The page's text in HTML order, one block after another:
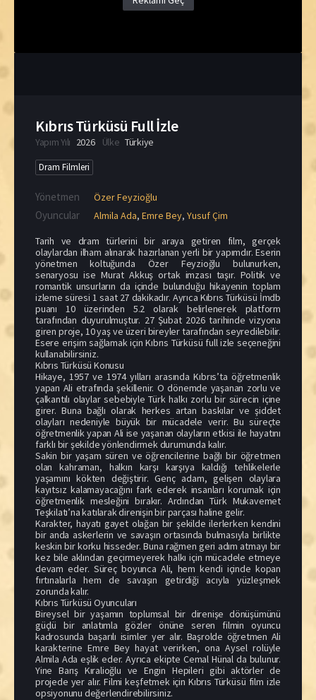
Kıbrıs Türküsü Full İzle
Yapım Yılı 2026 Ülke Türkiye
Dram Filmleri
Yönetmen Özer Feyzioğlu
Oyuncular Almila Ada, Emre Bey, Yusuf Çim
Tarih ve dram türlerini bir araya getiren film, gerçek
olaylardan ilham alınarak hazırlanan yerli bir yapımdır. Eserin
yönetmen koltuğunda Özer Feyzioğlu bulunurken,
senaryosu ise Murat Akkuş ortak imzası taşır. Politik ve
romantik unsurların da içinde bulunduğu hikayenin toplam
izleme süresi 1 saat 27 dakikadır. Ayrıca Kıbrıs Türküsü İmdb
puanı 10 üzerinden 5.2 olarak belirlenerek platform
tarafından duyurulmuştur. 27 Şubat 2026 tarihinde vizyona
giren proje, 10 yaş ve üzeri bireyler tarafından seyredilebilir.
Esere erişim sağlamak için Kıbrıs Türküsü full izle seçeneğini
kullanabilirsiniz.
Kıbrıs Türküsü Konusu
Hikaye, 1957 ve 1974 yılları arasında Kıbrıs’ta öğretmenlik
yapan Ali etrafında şekillenir. O dönemde yaşanan zorlu ve
çalkantılı olaylar sebebiyle Türk halkı zorlu bir sürecin içine
girer. Buna bağlı olarak herkes artan baskılar ve şiddet
olayları nedeniyle büyük bir mücadele verir. Bu süreçte
öğretmenlik yapan Ali ise yaşanan olayların etkisi ile hayatını
farklı bir şekilde yönlendirmek durumunda kalır.
Sakin bir yaşam süren ve öğrencilerine bağlı bir öğretmen
olan kahraman, halkın karşı karşıya kaldığı tehlikelerle
yaşamını kökten değiştirir. Genç adam, gelişen olaylara
kayıtsız kalamayacağını fark ederek insanları korumak için
öğretmenlik mesleğini bırakır. Ardından Türk Mukavemet
Teşkilatı’na katılarak direnişin bir parçası haline gelir.
Karakter, hayatı gayet olağan bir şekilde ilerlerken kendini
bir anda askerlerin ve savaşın ortasında bulmasıyla birlikte
keskin bir korku hisseder. Buna rağmen geri adım atmayı bir
kez bile aklından geçirmeyerek halkı için mücadele etmeye
devam eder. Süreç boyunca Ali, hem kendi içinde kopan
fırtınalarla hem de savaşın getirdiği acıyla yüzleşmek
zorunda kalır.
Kıbrıs Türküsü Oyuncuları
Bireysel bir yaşamın toplumsal bir direnişe dönüşümünü
güçlü bir anlatımla gözler önüne seren filmin oyuncu
kadrosunda başarılı isimler yer alır. Başrolde öğretmen Ali
karakterine Emre Bey hayat verirken, ona Aysel rolüyle
Almila Ada eşlik eder. Ayrıca ekipte Cemal Hünal da bulunur.
Yine Barış Kıralioğlu ve Engin Hepileri gibi aktörler de
projede yer alır. Filmi keşfetmek için Kıbrıs Türküsü film izle
opsiyonunu değerlendirebilirsiniz.